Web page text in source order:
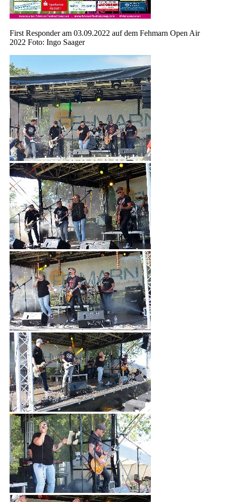
First Responder am 03.09.2022 auf dem Fehmarn Open Air
2022 Foto: Ingo Saager